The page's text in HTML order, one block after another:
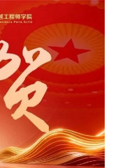
院党委委员、副院
上海交通大学优秀
获评上海交通大学
际化育人、深耕前
个人脱颖而出，生
双融双促的实干成